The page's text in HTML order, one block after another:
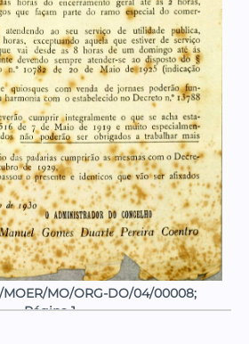
MO/ORG-DO/04/00008;
Página 1